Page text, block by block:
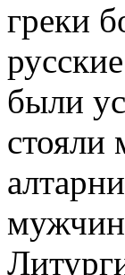
греки
были